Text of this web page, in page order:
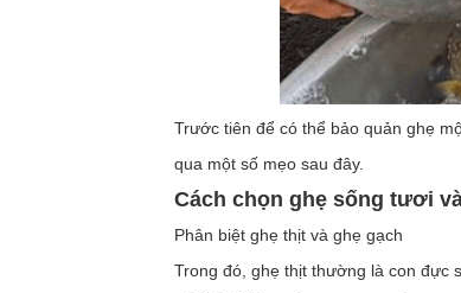
Trước tiên để có thể bảo quản ghẹ
qua một số mẹo sau đây.
Cách chọn ghẹ sống tươi
Phân biệt ghẹ thịt và ghẹ gạch
Trong đó, ghẹ thịt thường là con đực